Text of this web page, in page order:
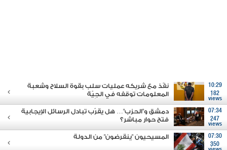
10:29
182
views
نفّذ مع شريكه عمليات سلب بقوة السلاح وشعبة
المعلومات توقفه في الجِيّة
07:34
247
views
دمشق و"الحزب"… هل يقرّب تبادل الرسائل الإيجابية
فتح حوار مباشر؟
07:30
350
المسيحيون "ينقرضون" من الدولة